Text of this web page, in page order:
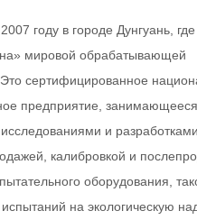
году в городе Дунгуань,
мировой обрабатывающей
сертифицированное
предприятие, занимающееся
и разработками,
калибровкой и
оборудования,
на экологическую